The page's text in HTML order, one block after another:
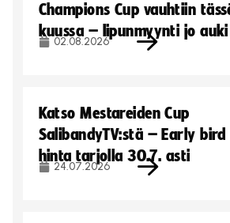
Champions Cup vauhtiin
kuussa – lipunmyynti jo auki
02.08.2026
Katso Mestareiden Cup
SalibandyTV:stä – Early
hinta tarjolla 30.7. asti
24.07.2026